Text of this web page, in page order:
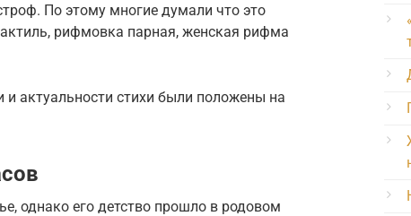
По этому многие думали что это
рифмовка парная, женская рифма
и актуальности стихи были положены на
однако его детство прошло в родовом